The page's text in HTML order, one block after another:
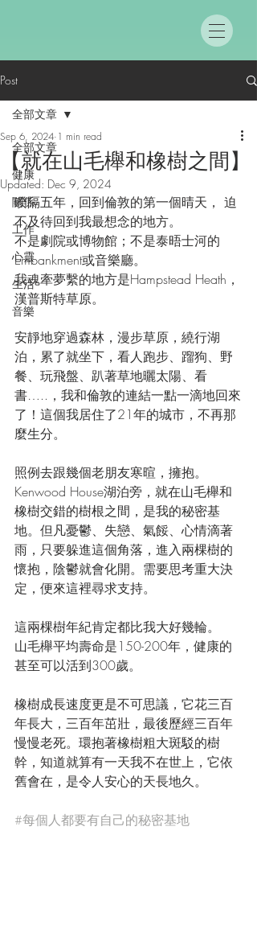
Post
全部文章
健康
關係
工作
心靈
生活
音樂
全部文章
【就在山毛櫸和橡樹之間】
Sep 6, 2024 1 min read
Updated: Dec 9, 2024
睽隔五年，回到倫敦的第一個晴天， 迫
不及待回到我最想念的地方。
不是劇院或博物館；不是泰晤士河的
Embankment或音樂廳。
我魂牽夢繫的地方是Hampstead Heath，
漢普斯特草原。
安靜地穿過森林，漫步草原，繞行湖
泊，累了就坐下，看人跑步、蹓狗、野
餐、玩飛盤、趴著草地曬太陽、看
書…..，我和倫敦的連結一點一滴地回來
了！這個我居住了21年的城市，不再那
麼生分。
照例去跟幾個老朋友寒暄，擁抱。
Kenwood House湖泊旁，就在山毛櫸和
橡樹交錯的樹根之間，是我的秘密基
地。但凡憂鬱、失戀、氣餒、心情滴著
雨，只要躲進這個角落，進入兩棵樹的
懷抱，陰鬱就會化開。需要思考重大決
定，便來這裡尋求支持。
這兩棵樹年紀肯定都比我大好幾輪。
山毛櫸平均壽命是150-200年，健康的
甚至可以活到300歲。
橡樹成長速度更是不可思議，它花三百
年長大，三百年茁壯，最後歷經三百年
慢慢老死。環抱著橡樹粗大斑駁的樹
幹，知道就算有一天我不在世上，它依
舊會在，是令人安心的天長地久。
#每個人都要有自己的秘密基地